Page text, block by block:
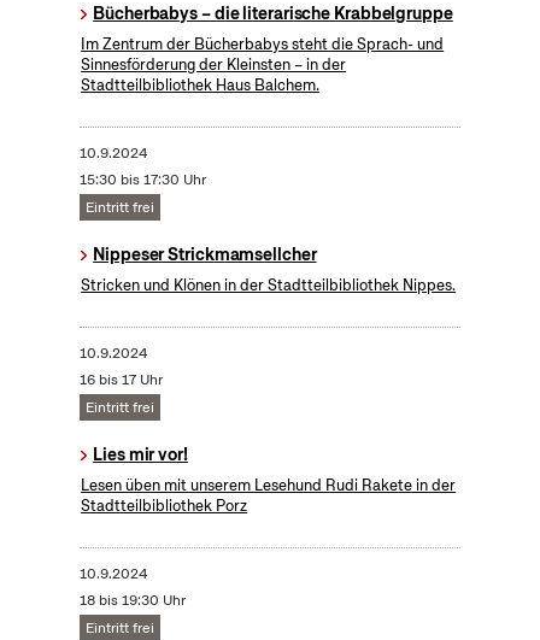
Bücherbabys – die literarische Krabbelgruppe
Im Zentrum der Bücherbabys steht die Sprach- und
Sinnesförderung der Kleinsten – in der
Stadtteilbibliothek Haus Balchem.
10.9.2024
15:30 bis 17:30 Uhr
Eintritt frei
Nippeser Strickmamsellcher
Stricken und Klönen in der Stadtteilbibliothek Nippes.
10.9.2024
16 bis 17 Uhr
Eintritt frei
Lies mir vor!
Lesen üben mit unserem Lesehund Rudi Rakete in der
Stadtteilbibliothek Porz
10.9.2024
18 bis 19:30 Uhr
Eintritt frei